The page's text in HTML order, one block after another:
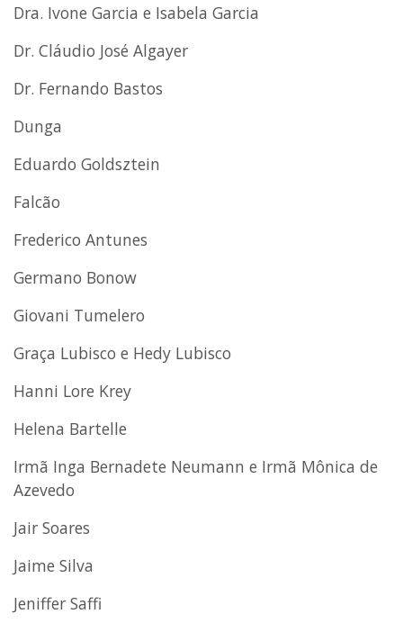
Dra. Ivone Garcia e Isabela Garcia
Dr. Cláudio José Algayer
Dr. Fernando Bastos
Dunga
Eduardo Goldsztein
Falcão
Frederico Antunes
Germano Bonow
Giovani Tumelero
Graça Lubisco e Hedy Lubisco
Hanni Lore Krey
Helena Bartelle
Irmã Inga Bernadete Neumann e Irmã Mônica de
Azevedo
Jair Soares
Jaime Silva
Jeniffer Saffi